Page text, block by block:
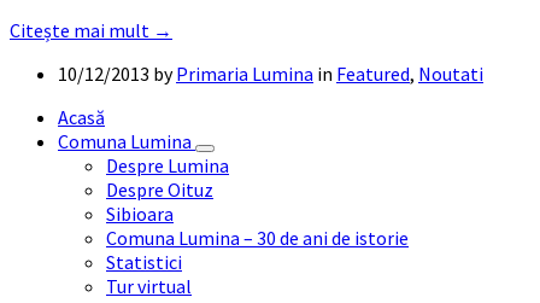
Citește mai mult →
10/12/2013 byPrimaria Lumina in Featured, Noutati
Acasă
Comuna Lumina
Despre Lumina
Despre Oituz
Sibioara
Comuna Lumina – 30 de ani de istorie
Statistici
Tur virtual